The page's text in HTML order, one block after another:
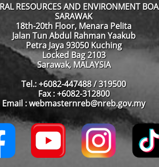
RESOURCES AND ENVIRONMENT
SARAWAK
18th-20th Floor, Menara Pelita
Jalan Tun Abdul Rahman Yaakub
Petra Jaya 93050 Kuching
Locked Bag 2103
Sarawak, MALAYSIA
Tel.: +6082-447488 / 319500
Fax : +6082-312800
Email : webmasternreb@nreb.gov.my